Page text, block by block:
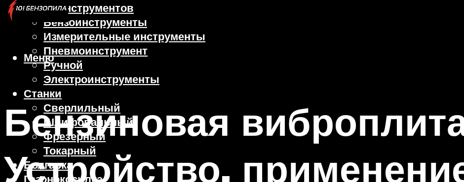
Виды инструментов
Бензоинструменты
Измерительные инструменты
Пневмоинструмент
Ручной
Электроинструменты
Станки
Сверлильный
Шлифовальный
Фрезерный
Токарный
Болгарка
Газонокосилка
Меню
Бензиновая
Устройство,